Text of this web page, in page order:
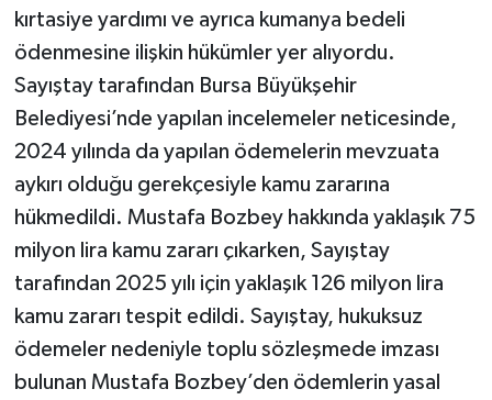
kırtasiye yardımı ve ayrıca kumanya bedeli
ödenmesine ilişkin hükümler yer alıyordu.
Sayıştay tarafından Bursa Büyükşehir
Belediyesi’nde yapılan incelemeler neticesinde,
2024 yılında da yapılan ödemelerin mevzuata
aykırı olduğu gerekçesiyle kamu zararına
hükmedildi. Mustafa Bozbey hakkında yaklaşık 75
milyon lira kamu zararı çıkarken, Sayıştay
tarafından 2025 yılı için yaklaşık 126 milyon lira
kamu zararı tespit edildi. Sayıştay, hukuksuz
ödemeler nedeniyle toplu sözleşmede imzası
bulunan Mustafa Bozbey’den ödemlerin yasal